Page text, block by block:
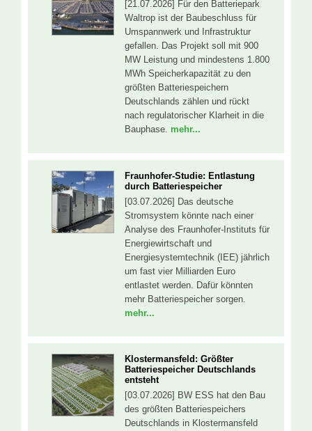
[21.07.2026] Für den Batteriepark
Waltrop ist der Baubeschluss für
Umspannwerk und Infrastruktur
gefallen. Das Projekt soll mit 900
MW Leistung und mindestens 1.800
MWh Speicherkapazität zu den
größten Batteriespeichern
Deutschlands zählen und rückt
nach regulatorischer Klarheit in die
Bauphase. mehr...
Fraunhofer-Studie: Entlastung
durch Batteriespeicher
[03.07.2026] Das deutsche
Stromsystem könnte nach einer
Analyse des Fraunhofer-Instituts für
Energiewirtschaft und
Energiesystemtechnik (IEE) jährlich
um fast vier Milliarden Euro
entlastet werden. Dafür könnten
mehr Batteriespeicher sorgen.
mehr...
Klostermansfeld: Größter
Batteriespeicher Deutschlands
entsteht
[03.07.2026] BW ESS hat den Bau
des größten Batteriespeichers
Deutschlands in Klostermansfeld